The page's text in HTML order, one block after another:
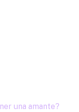
una amante?